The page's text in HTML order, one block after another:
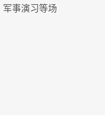
事演习等场